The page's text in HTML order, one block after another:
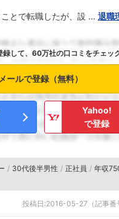
とで転職したが、設 ... 退職
録して、60万社の口コミをチェッ
メールで登録（無料）
Yahoo!
で登録
30代後半男性 正社員 年収
投稿日:2016-05-27 （記事番